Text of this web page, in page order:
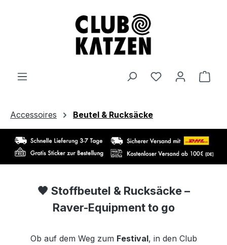
Accessoires Beutel & Rucksäcke
🖤 Stoffbeutel & Rucksäcke –
Raver-Equipment to go
Ob auf dem Weg zum Festival, in den Club